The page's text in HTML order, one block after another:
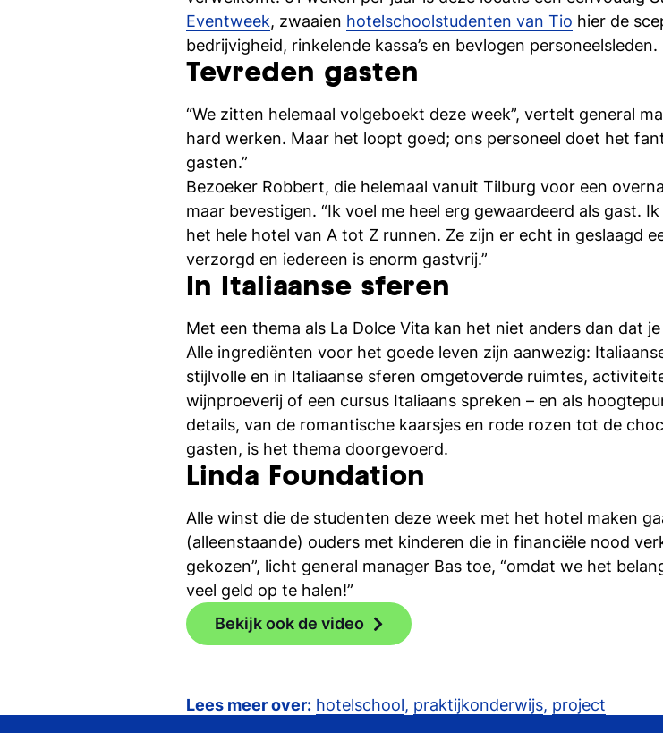
Eventweek, zwaaien hotelschoolstudenten van Tio hier de
bedrijvigheid, rinkelende kassa’s en bevlogen personeelsleden.
Tevreden gasten
“We zitten helemaal volgeboekt deze week”, vertelt general
hard werken. Maar het loopt goed; ons personeel doet het
gasten.”
Bezoeker Robbert, die helemaal vanuit Tilburg voor een
maar bevestigen. “Ik voel me heel erg gewaardeerd als gast.
het hele hotel van A tot Z runnen. Ze zijn er echt in geslaagd
verzorgd en iedereen is enorm gastvrij.”
In Italiaanse sferen
Met een thema als La Dolce Vita kan het niet anders dan dat
Alle ingrediënten voor het goede leven zijn aanwezig:
stijlvolle en in Italiaanse sferen omgetoverde ruimtes,
wijnproeverij of een cursus Italiaans spreken – en als
details, van de romantische kaarsjes en rode rozen tot de
gasten, is het thema doorgevoerd.
Linda Foundation
Alle winst die de studenten deze week met het hotel maken
(alleenstaande) ouders met kinderen die in financiële nood
gekozen”, licht general manager Bas toe, “omdat we het
veel geld op te halen!”
Bekijk ook de video
Lees meer over: hotelschool, praktijkonderwijs, project